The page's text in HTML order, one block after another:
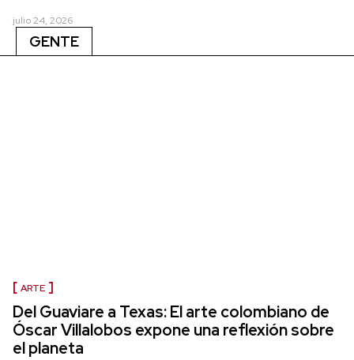
julio 24, 2026
GENTE
ARTE
Del Guaviare a Texas: El arte colombiano de
Óscar Villalobos expone una reflexión sobre
el planeta